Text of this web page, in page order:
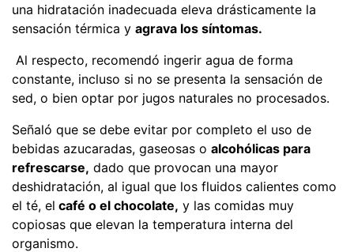
una hidratación inadecuada eleva drásticamente la
sensación térmica y agrava los síntomas.
Al respecto, recomendó ingerir agua de forma
constante, incluso si no se presenta la sensación de
sed, o bien optar por jugos naturales no procesados.
Señaló que se debe evitar por completo el uso de
bebidas azucaradas, gaseosas o alcohólicas para
refrescarse, dado que provocan una mayor
deshidratación, al igual que los fluidos calientes como
el té, el café o el chocolate, y las comidas muy
copiosas que elevan la temperatura interna del
organismo.